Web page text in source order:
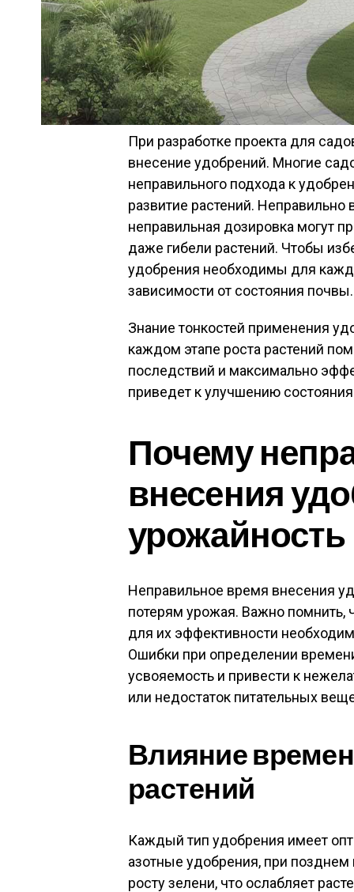
При разработке проекта для
внесение удобрений. Многие
неправильного подхода к
развитие растений.
неправильная дозировка могут
даже гибели растений. Чтобы
удобрения необходимы для
зависимости от состояния почвы.
Знание тонкостей применения
каждом этапе роста растений
последствий и максимально
приведет к улучшению
Почему
внесения
урожайность
Неправильное время внесения
потерям урожая. Важно помнить,
для их эффективности
Ошибки при определении
усвояемость и привести к
или недостаток питательных
Влияние
растений
Каждый тип удобрения имеет
азотные удобрения, при
росту зелени, что ослабляет